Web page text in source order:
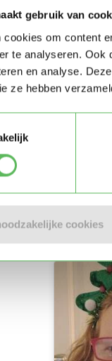
gebruik van
cookies om content
te analyseren. Ook
en analyse.
ze hebben
cookies